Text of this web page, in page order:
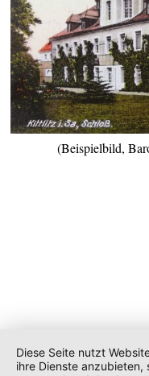
(Beispielbild,
Diese Seite nutzt
ihre Dienste